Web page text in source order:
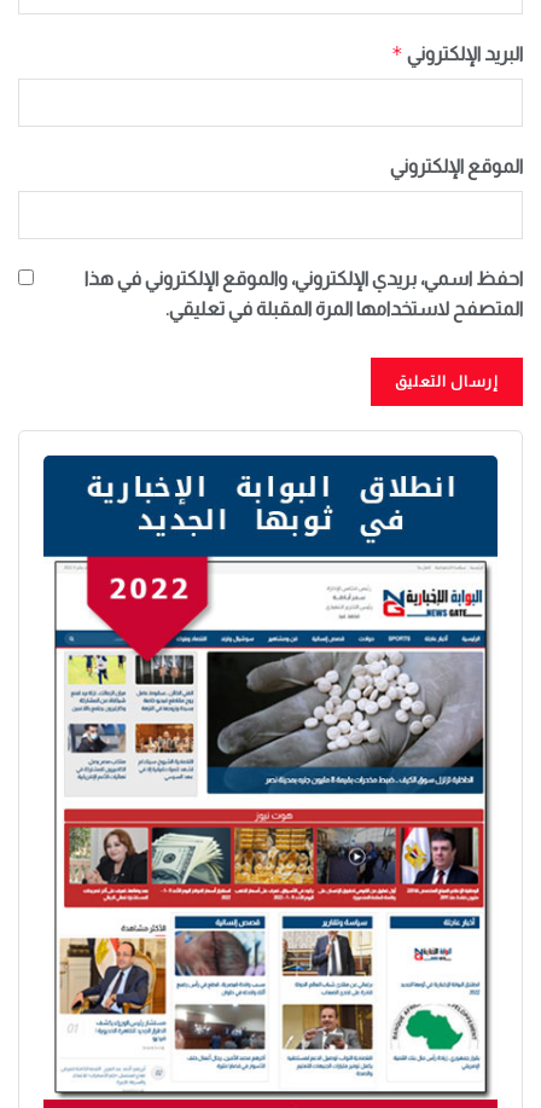
البريد الإلكتروني *
الموقع الإلكتروني
احفظ اسمي، بريدي الإلكتروني، والموقع الإلكتروني في هذا
المتصفح لاستخدامها المرة المقبلة في تعليقي.